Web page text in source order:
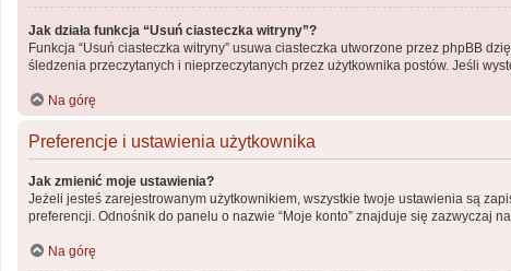
Jak działa funkcja “Usuń ciasteczka witryny”?
Funkcja “Usuń ciasteczka witryny” usuwa ciasteczka utworzone przez phpBB
śledzenia przeczytanych i nieprzeczytanych przez użytkownika postów. Jeśli
Na górę
Preferencje i ustawienia użytkownika
Jak zmienić moje ustawienia?
Jeżeli jesteś zarejestrowanym użytkownikiem, wszystkie twoje ustawienia są
preferencji. Odnośnik do panelu o nazwie “Moje konto” znajduje się zazwyczaj
Na górę